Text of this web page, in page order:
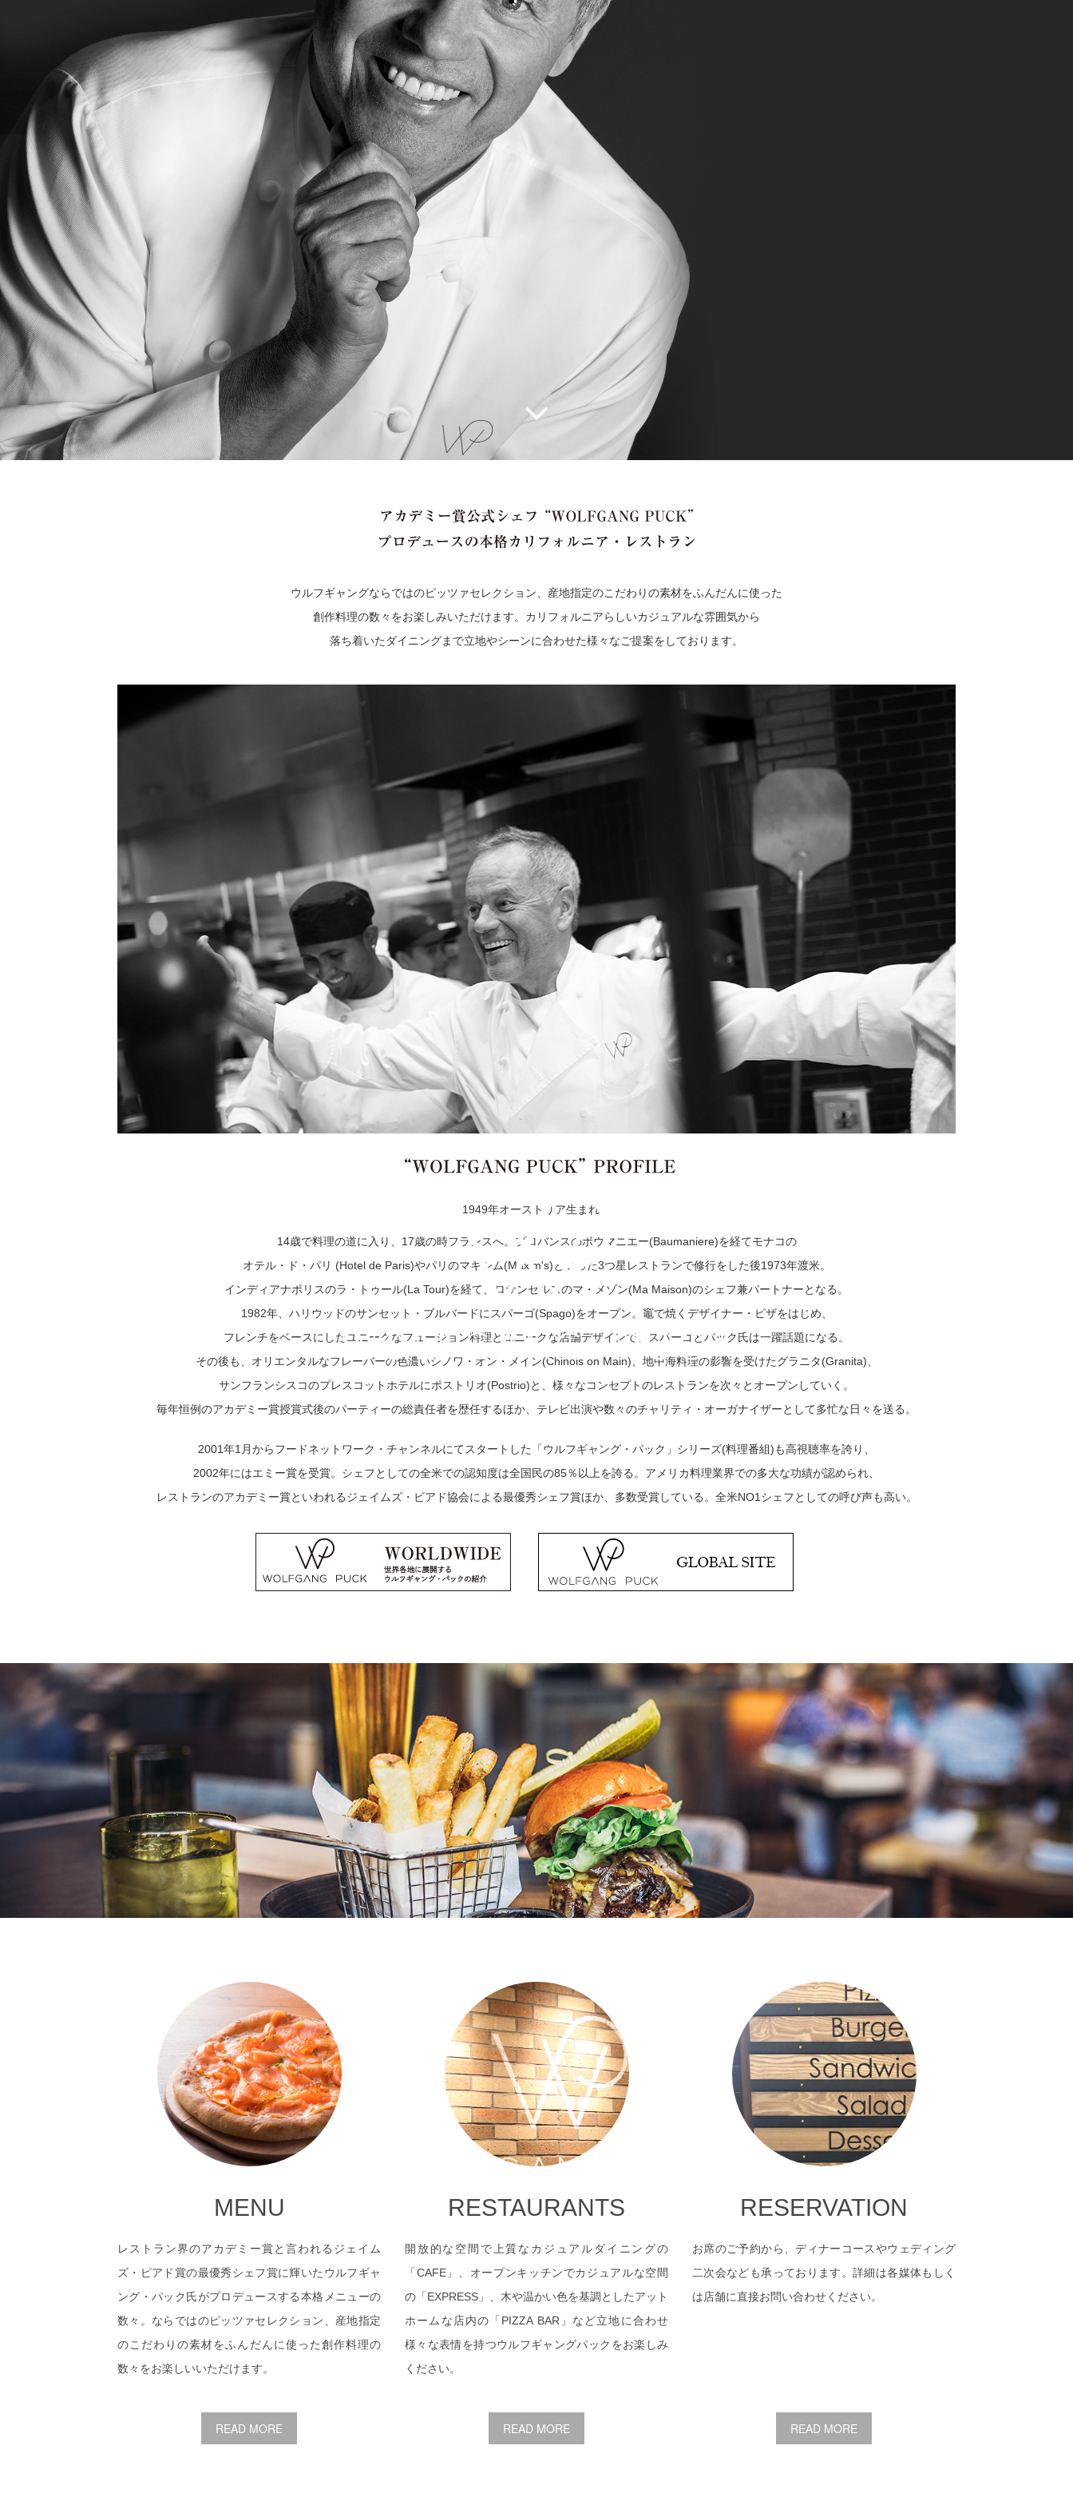
ウルフギャングならではのピッツァセレクション、産地指定のこだわりの素材をふんだんに使った
創作料理の数々をお楽しみいただけます。カリフォルニアらしいカジュアルな雰囲気から
落ち着いたダイニングまで立地やシーンに合わせた様々なご提案をしております。
1949年オーストリア生まれ。
14歳で料理の道に入り、17歳の時フランスへ。プロバンスのボウマニエー(Baumaniere)を経てモナコの
オテル・ド・パリ (Hotel de Paris)やパリのマキシム(Maxim's)といった3つ星レストランで修行をした後1973年渡米。
インディアナポリスのラ・トゥール(La Tour)を経て、ロサンゼルスのマ・メゾン(Ma Maison)のシェフ兼パートナーとなる。
1982年、ハリウッドのサンセット・ブルバードにスパーゴ(Spago)をオープン。竈で焼くデザイナー・ピザをはじめ、
フレンチをベースにしたユニークなフュージョン料理とユニークな店舗デザインで、スパーゴとパック氏は一躍話題になる。
その後も、オリエンタルなフレーバーの色濃いシノワ・オン・メイン(Chinois on Main)、地中海料理の影響を受けたグラニタ(Granita)、
サンフランシスコのプレスコットホテルにポストリオ(Postrio)と、様々なコンセプトのレストランを次々とオープンしていく。
毎年恒例のアカデミー賞授賞式後のパーティーの総責任者を歴任するほか、テレビ出演や数々のチャリティ・オーガナイザーとして多忙な日々を送る。
2001年1月からフードネットワーク・チャンネルにてスタートした「ウルフギャング・パック」シリーズ(料理番組)も高視聴率を誇り、
2002年にはエミー賞を受賞。シェフとしての全米での認知度は全国民の85％以上を誇る。アメリカ料理業界での多大な功績が認められ、
レストランのアカデミー賞といわれるジェイムズ・ビアド協会による最優秀シェフ賞ほか、多数受賞している。全米NO1シェフとしての呼び声も高い。
MENU
レストラン界のアカデミー賞と言われるジェイム
ズ・ピアド賞の最優秀シェフ賞に輝いたウルフギャ
ング・パック氏がプロデュースする本格メニューの
数々。ならではのピッツァセレクション、産地指定
のこだわりの素材をふんだんに使った創作料理の
数々をお楽しいいただけます。
READ MORE
RESTAURANTS
開放的な空間で上質なカジュアルダイニングの
「CAFE」、オープンキッチンでカジュアルな空間
の「EXPRESS」、木や温かい色を基調としたアット
ホームな店内の「PIZZA BAR」など立地に合わせ
様々な表情を持つウルフギャングパックをお楽しみ
ください。
READ MORE
RESERVATION
お席のご予約から、ディナーコースやウェディング
二次会なども承っております。詳細は各媒体もしく
は店舗に直接お問い合わせください。
READ MORE